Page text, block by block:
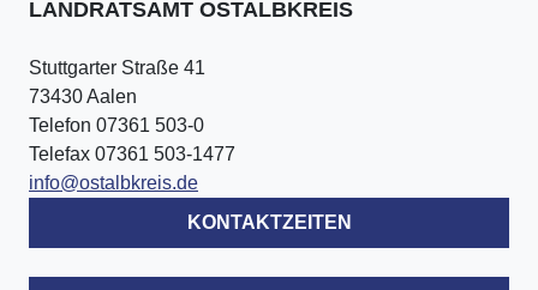
LANDRATSAMT OSTALBKREIS
Stuttgarter Straße 41
73430 Aalen
Telefon 07361 503-0
Telefax 07361 503-1477
info@ostalbkreis.de
KONTAKTZEITEN